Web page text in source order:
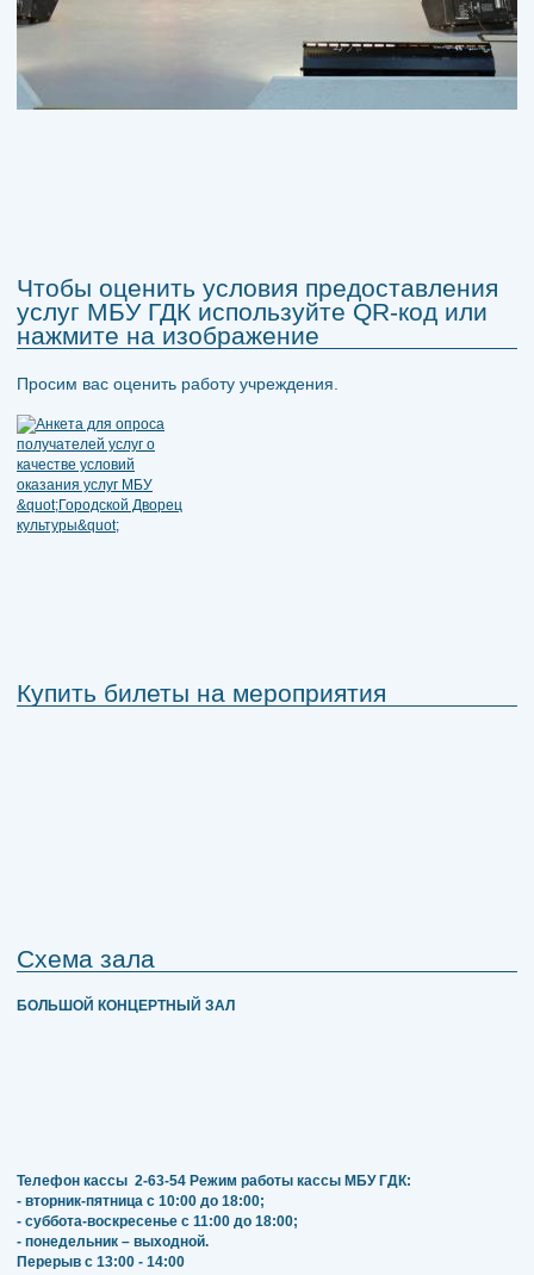
Чтобы оценить условия предоставления
услуг МБУ ГДК используйте QR-код или
нажмите на изображение
Просим вас оценить работу учреждения.
Купить билеты на мероприятия
Схема зала
БОЛЬШОЙ КОНЦЕРТНЫЙ ЗАЛ
Телефон кассы 2-63-54 Режим работы кассы МБУ ГДК:
- вторник-пятница с 10:00 до 18:00;
- суббота-воскресенье с 11:00 до 18:00;
- понедельник – выходной.
Перерыв с 13:00 - 14:00